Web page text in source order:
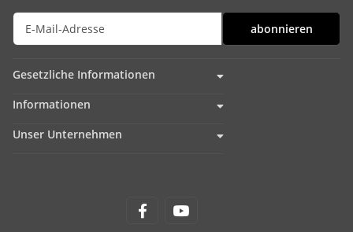
abonnieren
Gesetzliche Informationen
Informationen
Unser Unternehmen